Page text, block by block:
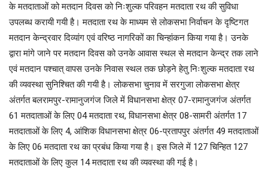
के मतदाताओं को मतदान दिवस को निःशुल्क परिवहन मतदाता रथ की सुविधा
उपलब्ध करायी गयी है। मतदाता रथ के माध्यम से लोकसभा निर्वाचन के दृष्टिगत
मतदान केन्द्रवार दिव्यांग एवं वरिष्ठ नागरिकों का चिन्हांकन किया गया है। उनके
द्वारा मांगे जाने पर मतदान दिवस को उनके आवास स्थल से मतदान केन्द्र तक लाने
एवं मतदान पश्चात् वापस उनके निवास स्थल तक छोड़ने हेतु निःशुल्क मतदाता रथ
की व्यवस्था सुनिश्चित की गयी है। लोकसभा चुनाव में सरगुजा लोकसभा क्षेत्र
अंतर्गत बलरामपुर-रामानुजगंज जिले में विधानसभा क्षेत्र 07-रामानुजगंज अंतर्गत
61 मतदाताओं के लिए 04 मतदाता रथ, विधानसभा क्षेत्र 08-सामरी अंतर्गत 17
मतदाताओं के लिए 4, आंशिक विधानसभा क्षेत्र 06-प्रतापपुर अंतर्गत 49 मतदाताओं
के लिए 06 मतदाता रथ का प्रबंध किया गया है। इस जिले में 127 चिन्हित 127
मतदाताओं के लिए कुल 14 मतदाता रथ की व्यवस्था की गई है।